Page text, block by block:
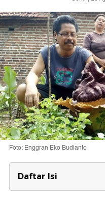
Foto: Enggran Eko Budianto
Daftar Isi
Penjelasan